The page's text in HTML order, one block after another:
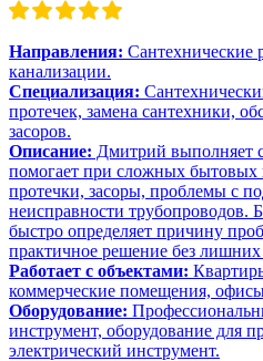
Направления: Сантехнические
канализации.
Специализация:
протечек, замена сантехники,
засоров.
Описание: Дмитрий выполняет
помогает при сложных бытовых
протечки, засоры, проблемы с
неисправности трубопроводов.
быстро определяет причину
практичное решение без лишних
Работает с объектами:
коммерческие помещения,
Оборудование:
инструмент, оборудование для
электрический инструмент.